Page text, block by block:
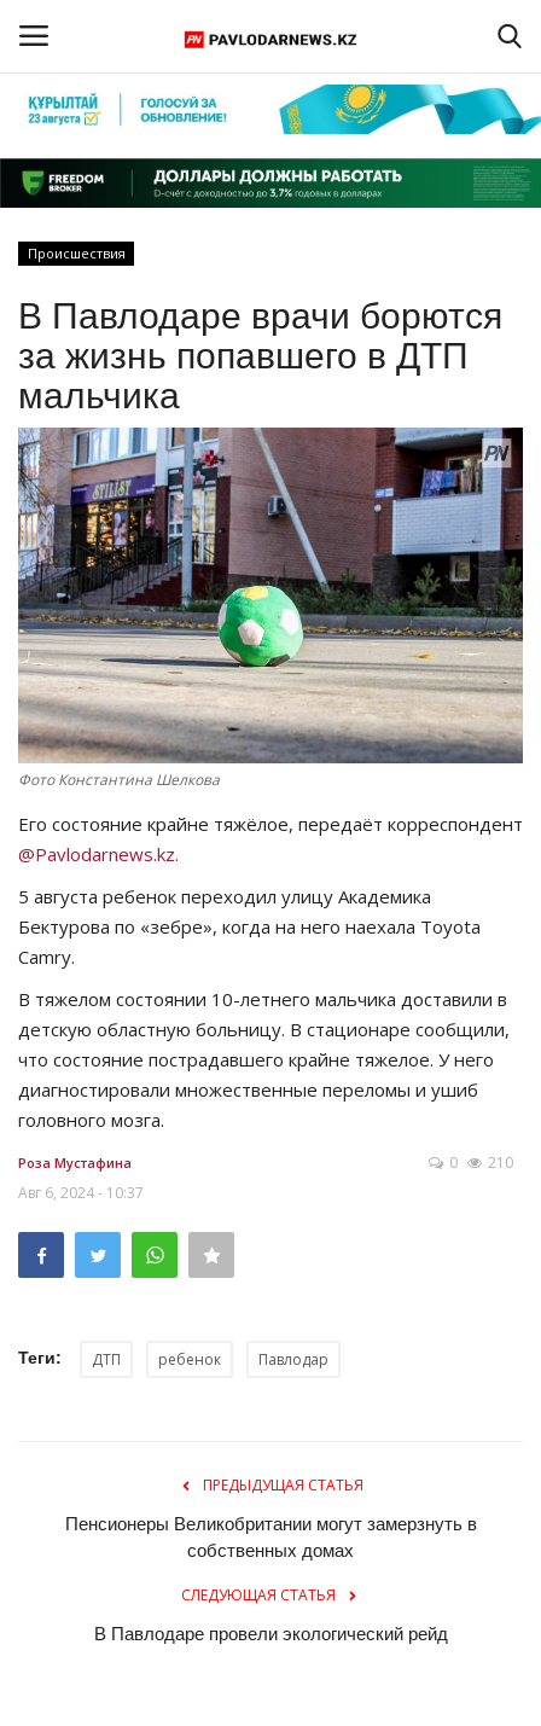
Регистрация
Главная
ПАВЛОДАРСКАЯ ОБЛАСТЬ
КАЗАХСТАН
МИР
СПЕЦПРОЕКТЫ
СПОРТ
Чек-лист
РАЗВЛЕЧЕНИЯ
OFFICIAL
Курултай
Язык
Қазақша Русский
Происшествия
В Павлодаре врачи борются
за жизнь попавшего в ДТП
мальчика
Фото Константина Шелкова
Его состояние крайне тяжёлое, передаёт корреспондент
@Pavlodarnews.kz.
5 августа ребенок переходил улицу Академика
Бектурова по «зебре», когда на него наехала Toyota
Camry.
В тяжелом состоянии 10-летнего мальчика доставили в
детскую областную больницу. В стационаре сообщили,
что состояние пострадавшего крайне тяжелое. У него
диагностировали множественные переломы и ушиб
головного мозга.
Роза Мустафина
Авг 6, 2024 - 10:37
0 210
Теги: ДТП ребенок Павлодар
ПРЕДЫДУЩАЯ СТАТЬЯ
Пенсионеры Великобритании могут замерзнуть в
собственных домах
СЛЕДУЮЩАЯ СТАТЬЯ
В Павлодаре провели экологический рейд